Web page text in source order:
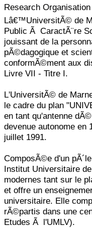
Research Organisation
Lâ€™UniversitÃ© de
Public Ã CaractÃ¨re
jouissant de la
pÃ©dagogique et
conformÃ©ment aux
Livre VII - Titre I.
L'UniversitÃ© de
le cadre du plan
en tant qu'antenne
devenue autonome en
juillet 1991.
ComposÃ©e d'un
Institut Universitaire
modernes tant sur le
et offre un
universitaire. Elle
rÃ©partis dans une
Etudes Ã l'UMLV).